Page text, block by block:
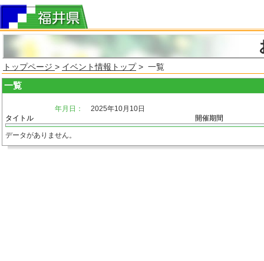
トップページ > イベント情報トップ> 一覧
一覧
年月日：
2025年10月10日
タイトル
開催期間
データがありません。